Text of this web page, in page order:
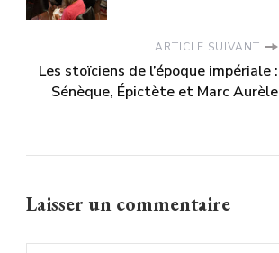
ARTICLE SUIVANT
Les stoïciens de l’époque impériale :
Sénèque, Épictète et Marc Aurèle
Laisser un commentaire